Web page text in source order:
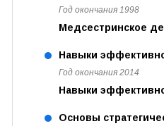
Год окончания 1998
Медсестринское
Навыки
Год окончания 2014
Навыки
Основы